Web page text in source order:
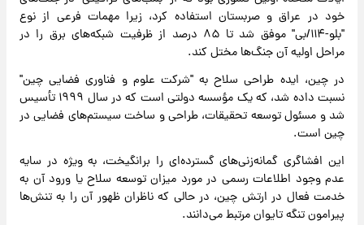
خود در عراق و صربستان استفاده کرد، زیرا مهمات فرعی از نوع
"بلو-۱۱۴/بی" موفق شد تا ۸۵ درصد از ظرفیت شبکه‌های برق را در
مراحل اولیه آن جنگ‌ها مختل کند.
در چین، ایده طراحی سلاح به "شرکت علوم و فناوری فضایی چین"
نسبت داده شد، که یک مؤسسه دولتی است که در سال ۱۹۹۹ تأسیس
شد و مسئول توسعه تحقیقات، طراحی و ساخت سیستم‌های فضایی در
چین است.
این افشاگری گمانه‌زنی‌های گسترده‌ای را برانگیخت، به ویژه در سایه
عدم وجود اطلاعات رسمی در مورد میزان توسعه سلاح یا ورود آن به
خدمت فعال در ارتش چین، در حالی که ناظران ظهور آن را به تنش‌ها
پیرامون تنگه تایوان مرتبط می‌دانند.